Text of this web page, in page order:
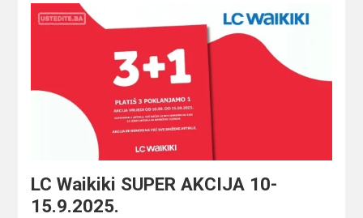
LC Waikiki SUPER AKCIJA 10-
15.9.2025.